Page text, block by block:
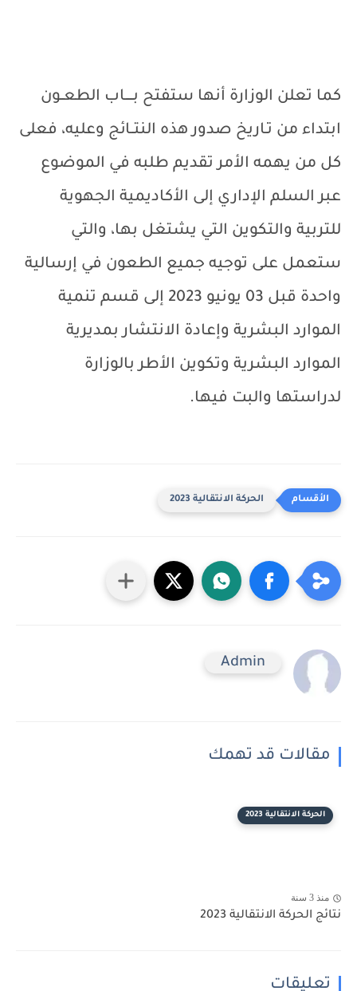
كما تعلن الوزارة أنها ستفتح بـــــاب الطعــون
ابتداء من تـاريخ صدور هذه النتــائج وعليه، فعلى
كل من يهمه الأمر تقديم طلبه في الموضوع
عبر السلم الإداري إلى الأكاديمية الجهوية
للتربية والتكوين التي يشتغل بها، والتي
ستعمل على توجيه جميع الطعون في إرسالية
واحدة قبل 03 يونيو 2023 إلى قسم تنمية
الموارد البشرية وإعادة الانتشار بمديرية
الموارد البشرية وتكوين الأطر بالوزارة
لدراستها والبت فيها.
الحركة الانتقالية 2023
Admin
مقالات قد تهمك
الحركة الانتقالية 2023
منذ 3 سنة
نتائج الحركة الانتقالية 2023
تعليقات